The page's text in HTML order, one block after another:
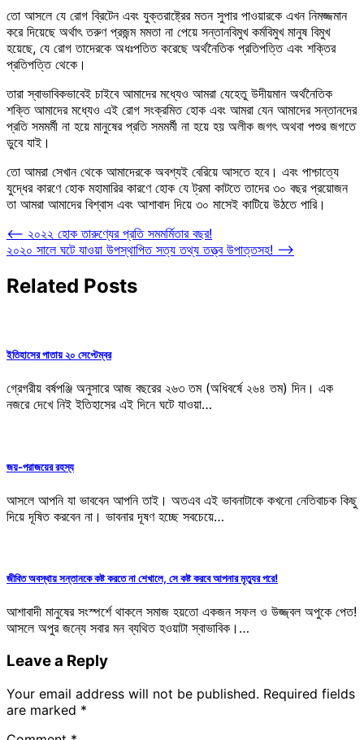
তো আসলে যে রোগ ব্রিটেন এবং যুক্তরাষ্ট্রের মতন সুপার পাওয়ারকে এখন নিমজ্জমান
করে দিয়েছে অর্থাৎ তরুণ প্রজন্ম মমতা না পেয়ে সন্তানবিমুখ কর্মবিমুখ মানুষ বিমুখ
হয়েছে, যে রোগ তাদেরকে অধঃপতিত করেছে অর্থনৈতিক প্রতিপত্তি এবং শক্তির
প্রতিপত্তি থেকে।
তারা স্বাভাবিকভাবেই চাইবে আমাদের মধ্যেও আমরা যেহেতু উদীয়মান অর্থনৈতিক
শক্তি আমাদের মধ্যেও এই রোগ সংক্রমিত হোক এবং আমরা যেন আমাদের সন্তানদের
প্রতি সমমর্মী না হয়ে মানুষের প্রতি সমমর্মী না হয়ে হয় অলীক জগৎ অথবা পশুর জগতে
ডুবে যাই।
তো আমরা সেখান থেকে আমাদেরকে অবশ্যই বেরিয়ে আসতে হবে। এবং পাশ্চাত্যে
যুদ্ধের কারণে হোক মহামারির কারণে হোক যে ট্রমা কাটতে তাদের ৩০ বছর প্রয়োজন
তা আমরা আমাদের বিশ্বাস এবং আশাবাদ দিয়ে ৩০ মাসেই কাটিয়ে উঠতে পারি।
Post
navigation
⟵ ২০২২ হোক তারুণ্যের প্রতি সমমর্মিতার বছর!
২০২০ সালে ঘটে যাওয়া উপস্থাপিত সত্য তথ্য তত্ত্ব উপাত্তসহ! ⟶
Related Posts
ইতিহাসের পাতায় ২০ সেপ্টেম্বর
গ্রেগরীয় বর্ষপঞ্জি অনুসারে আজ বছরের ২৬৩ তম (অধিবর্ষে ২৬৪ তম) দিন। এক
নজরে দেখে নিই ইতিহাসের এই দিনে ঘটে যাওয়া…
জয়-পরাজয়ের রহস্য
আসলে আপনি যা ভাববেন আপনি তাই। অতএব এই ভাবনাটাকে কখনো নেতিবাচক কিছু
দিয়ে দূষিত করবেন না। ভাবনার দূষণ হচ্ছে সবচেয়ে…
জীবিত অবস্থায় সন্তানকে কষ্ট করতে না শেখালে, সে কষ্ট করবে আপনার মৃত্যুর পরে!
আশাবাদী মানুষের সংস্পর্শে থাকলে সমাজ হয়তো একজন সফল ও উজ্জ্বল অপুকে পেত!
আসলে অপুর জন্যে সবার মন ব্যথিত হওয়াটা স্বাভাবিক।…
Leave a Reply
Your email address will not be published. Required fields
are marked *